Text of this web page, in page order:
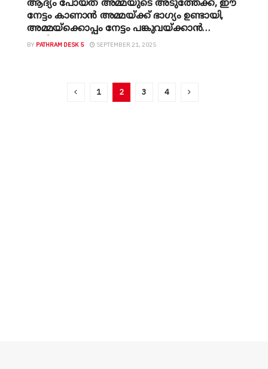
ആദ്യം പോയത് അമ്മയുടെ അടുത്തേക്ക്, ഈ
നേട്ടം കാണാൻ അമ്മയ്ക്ക് ഭാ​ഗ്യം ഉണ്ടായി,
അമ്മയ്ക്കൊപ്പം നേട്ടം പങ്കുവയ്ക്കാൻ
എനിക്കും- മോഹൻലാൽ
BY PATHRAM DESK 5 SEPTEMBER 21, 2025
1 2 3 4